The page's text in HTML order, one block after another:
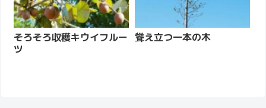
そろそろ収穫キウイフルー
ツ
聳え立つ一本の木